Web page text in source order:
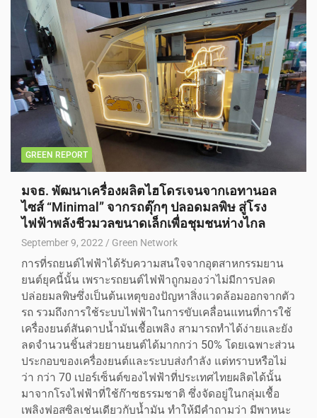
GREEN REPORT
มจธ. พัฒนาเครื่องผลิตไฮโดรเจนจากเอทานอล
ไซส์ “Minimal” จากรถตุ๊กๆ ปลอดมลพิษ สู่โรง
ไฟฟ้าพลังชีวมวลขนาดเล็กเพื่อชุมชนห่างไกล
September 9, 2022 Green Network
การที่รถยนต์ไฟฟ้าได้รับความสนใจจากอุตสาหกรรมยาน
ยนต์ยุคนี้นั้น เพราะรถยนต์ไฟฟ้าถูกมองว่าไม่มีการปลด
ปล่อยมลพิษซึ่งเป็นต้นเหตุของปัญหาสิ่งแวดล้อมออกจากตัว
รถ รวมถึงการใช้ระบบไฟฟ้าในการขับเคลื่อนแทนที่การใช้
เครื่องยนต์สันดาปน้ำมันเชื้อเพลิง สามารถทำได้ง่ายและยัง
ลดจำนวนชิ้นส่วยยานยนต์ได้มากกว่า 50% โดยเฉพาะส่วน
ประกอบของเครื่องยนต์และระบบส่งกำลัง แต่ทราบหรือไม่
ว่า กว่า 70 เปอร์เซ็นต์ของไฟฟ้าที่ประเทศไทยผลิตได้นั้น
มาจากโรงไฟฟ้าที่ใช้ก๊าซธรรมชาติ ซึ่งจัดอยู่ในกลุ่มเชื้อ
เพลิงฟอสซิลเช่นเดียวกับน้ำมัน ทำให้มีคำถามว่า มีพาหนะ